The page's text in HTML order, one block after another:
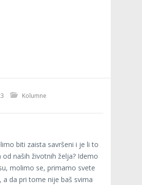
Kolumne
biti zaista savršeni i je li to
od naših životnih želja? Idemo
molimo se, primamo svete
a da pri tome nije baš svima